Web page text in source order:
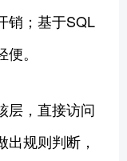
销；基于SQL
。
层，直接访问
规则判断，